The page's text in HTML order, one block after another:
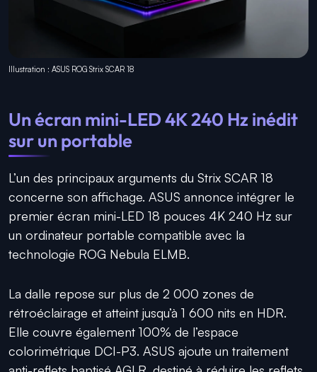
Illustration : ASUS ROG Strix SCAR 18
Un écran mini-LED 4K 240 Hz inédit
sur un portable
L’un des principaux arguments du Strix SCAR 18
concerne son affichage. ASUS annonce intégrer le
premier écran mini-LED 18 pouces 4K 240 Hz sur
un ordinateur portable compatible avec la
technologie ROG Nebula ELMB.
La dalle repose sur plus de 2 000 zones de
rétroéclairage et atteint jusqu’à 1 600 nits en HDR.
Elle couvre également 100% de l’espace
colorimétrique DCI-P3. ASUS ajoute un traitement